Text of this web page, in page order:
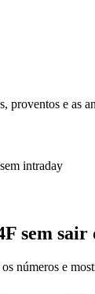
proventos e as
intraday
sem sair
números e